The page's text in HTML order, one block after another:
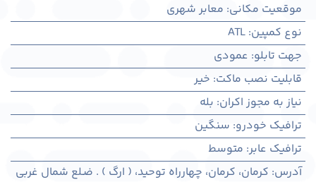
موقعیت مکانی: معابر شهری
نوع کمپین:
ATL
جهت تابلو: عمودی
قابلیت نصب ماکت: خیر
نیاز به مجوز اکران: بله
ترافیک خودرو: سنگین
ترافیک عابر: متوسط
آدرس: کرمان، كرمان، چهارراه توحید، ( ارگ ) . ضـلع شمال غربی